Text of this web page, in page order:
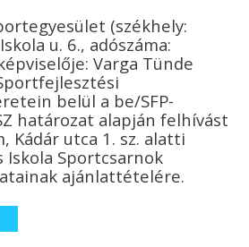
(székhely:
u. 6., adószáma:
Varga Tünde
belül a be/SFP-
határozat alapján felhívást
Kádár utca 1. sz. alatti
Iskola Sportcsarnok
ajánlattételére.